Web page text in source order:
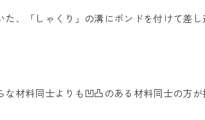
、「しゃくり」の溝にボンドを付けて差し
材料同士よりも凹凸のある材料同士の方